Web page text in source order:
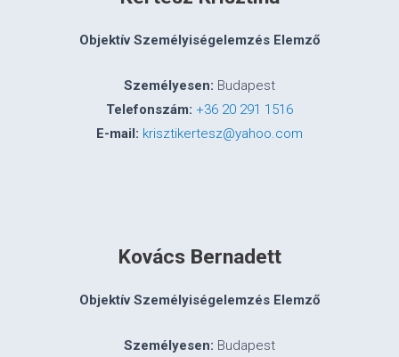
Objektív Személyiségelemzés Elemző
Személyesen: Budapest
Telefonszám: +36 20 291 1516
E-mail: krisztikertesz@yahoo.com
Kovács Bernadett
Objektív Személyiségelemzés Elemző
Személyesen: Budapest